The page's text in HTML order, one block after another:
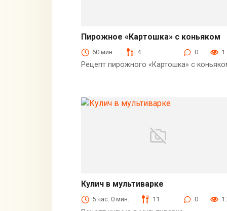
Пирожное «Картошка» с коньяком
60 мин. 4 0
Рецепт пирожного «Картошка» с
Кулич в мультиварке
5 час. 0 мин. 11 0